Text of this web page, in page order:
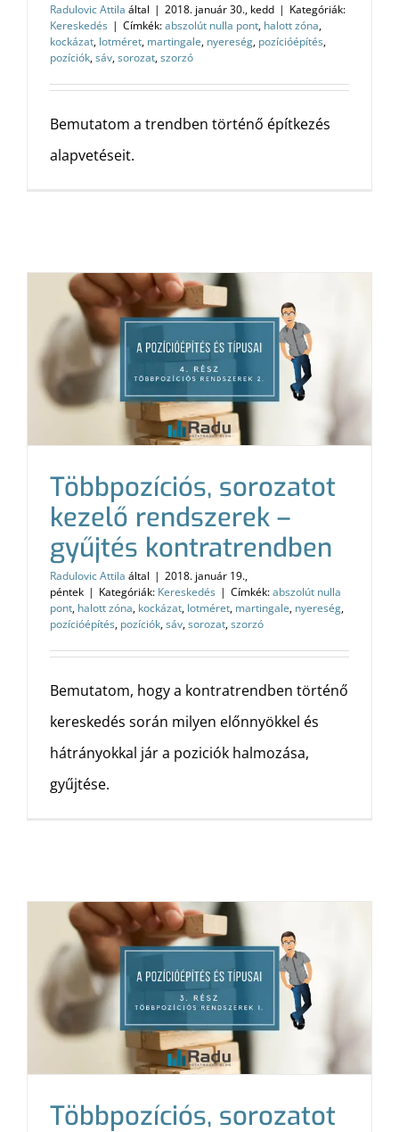
Radulovic Attila által | 2018. január 30., kedd | Kategóriák:
Kereskedés | Címkék:abszolút nulla pont, halott zóna,
kockázat, lotméret, martingale, nyereség, pozícióépítés,
pozíciók,sáv,sorozat,szorzó
Bemutatom a trendben történő építkezés
alapvetéseit.
Többpozíciós, sorozatot
kezelő rendszerek –
gyűjtés kontratrendben
Radulovic Attila által | 2018. január 19.,
péntek | Kategóriák: Kereskedés | Címkék:abszolút nulla
pont, halott zóna, kockázat, lotméret, martingale, nyereség,
pozícióépítés, pozíciók,sáv,sorozat,szorzó
Bemutatom, hogy a kontratrendben történő
kereskedés során milyen előnnyökkel és
hátrányokkal jár a poziciók halmozása,
gyűjtése.
Többpozíciós, sorozatot